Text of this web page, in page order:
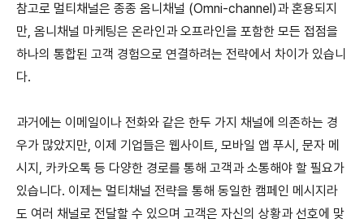
참고로 멀티채널은 종종 옴니채널 (Omni-channel)과 혼용되지
만, 옴니채널 마케팅은 온라인과 오프라인을 포함한 모든 접점을
하나의 통합된 고객 경험으로 연결하려는 전략에서 차이가 있습니
다.
과거에는 이메일이나 전화와 같은 한두 가지 채널에 의존하는 경
우가 많았지만, 이제 기업들은 웹사이트, 모바일 앱 푸시, 문자 메
시지, 카카오톡 등 다양한 경로를 통해 고객과 소통해야 할 필요가
있습니다. 이제는 멀티채널 전략을 통해 동일한 캠페인 메시지라
도 여러 채널로 전달할 수 있으며 고객은 자신의 상황과 선호에 맞